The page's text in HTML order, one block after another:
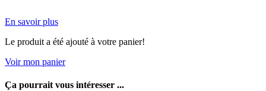
En savoir plus
Le produit a été ajouté à votre panier!
Voir mon panier
Ça pourrait vous intéresser ...